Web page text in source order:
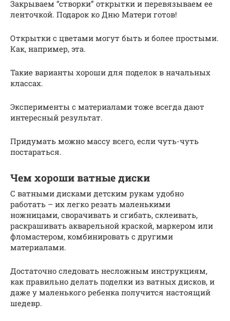
Закрываем “створки” открытки и перевязываем ее
ленточкой. Подарок ко Дню Матери готов!
Открытки с цветами могут быть и более простыми.
Как, например, эта.
Такие варианты хороши для поделок в начальных
классах.
Эксперименты с материалами тоже всегда дают
интересный результат.
Придумать можно массу всего, если чуть-чуть
постараться.
Чем хороши ватные диски
С ватными дисками детским рукам удобно
работать – их легко резать маленькими
ножницами, сворачивать и сгибать, склеивать,
раскрашивать акварельной краской, маркером или
фломастером, комбинировать с другими
материалами.
Достаточно следовать несложным инструкциям,
как правильно делать поделки из ватных дисков, и
даже у маленького ребенка получится настоящий
шедевр.